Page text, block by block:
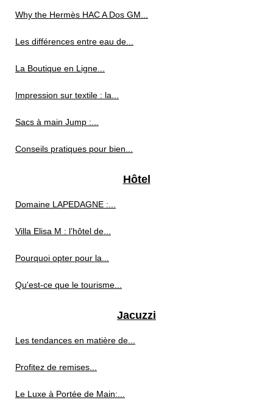
Why the Hermès HAC A Dos GM...
Les différences entre eau de...
La Boutique en Ligne...
Impression sur textile : la...
Sacs à main Jump :...
Conseils pratiques pour bien...
Hôtel
Domaine LAPEDAGNE :...
Villa Elisa M : l’hôtel de...
Pourquoi opter pour la...
Qu'est-ce que le tourisme...
Jacuzzi
Les tendances en matière de...
Profitez de remises...
Le Luxe à Portée de Main:...